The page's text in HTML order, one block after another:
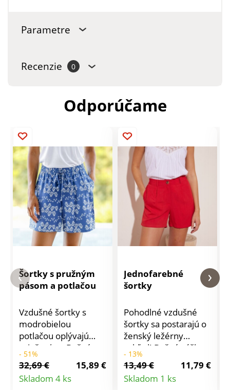
Parametre
Recenzie 0
Odporúčame
Šortky s pružným
pásom a potlačou
Vzdušné šortky s
modrobielou
potlačou oplývajú
sviežosťou. Bežná
výška pása. Široký
strih. Pružný pás.
Klinové vrecká.
- 51%
32,69 €
15,89 €
Skladom 4 ks
Detail
Jednofarebné
šortky
Pohodlné vzdušné
šortky sa postarajú o
ženský ležérny
vzhľad! Bežná výška
pása. Plochý
tvarovaný pás
vpredu, vzadu
- 13%
13,49 €
11,79 €
Skladom 1 ks
Detail